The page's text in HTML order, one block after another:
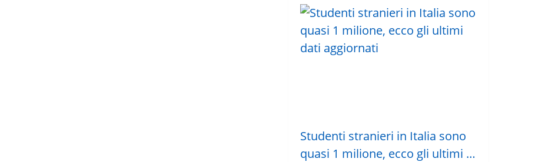
Studenti stranieri in Italia sono
quasi 1 milione, ecco gli ultimi …